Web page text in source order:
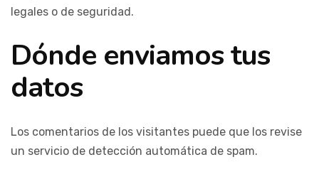
legales o de seguridad.
Dónde enviamos tus
datos
Los comentarios de los visitantes puede que los revise
un servicio de detección automática de spam.